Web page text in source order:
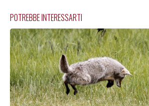
POTREBBE INTERESSARTI